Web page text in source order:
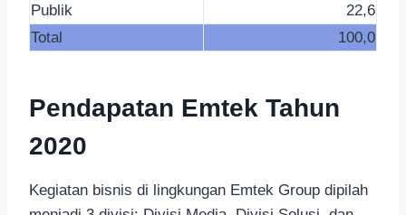
Publik
22,6
Total
100,0
Pendapatan Emtek Tahun
2020
Kegiatan bisnis di lingkungan Emtek Group dipilah